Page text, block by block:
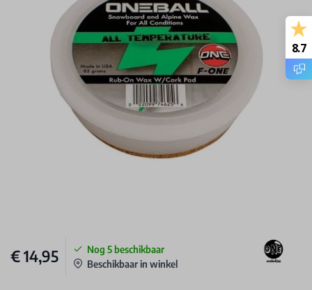
€ 14,95 Nog 5 beschikbaar
Beschikbaar in winkel
8.7